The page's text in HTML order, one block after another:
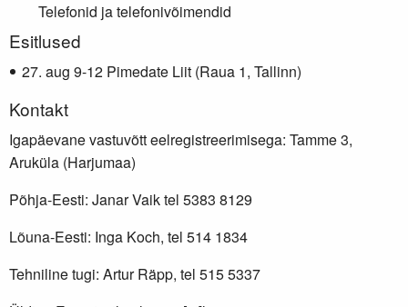
Telefonid ja telefonivõimendid
Lisainfo
Esitlused
aug 9-12 Pimedate Liit (Raua 1, Tallinn)
Kontakt
Igapäevane vastuvõtt eelregistreerimisega: Tamme 3,
Aruküla (Harjumaa)
Põhja-Eesti: Janar Vaik tel 5383 8129
Lõuna-Eesti: Inga Koch, tel 514 1834
Tehniline tugi: Artur Räpp, tel 515 5337